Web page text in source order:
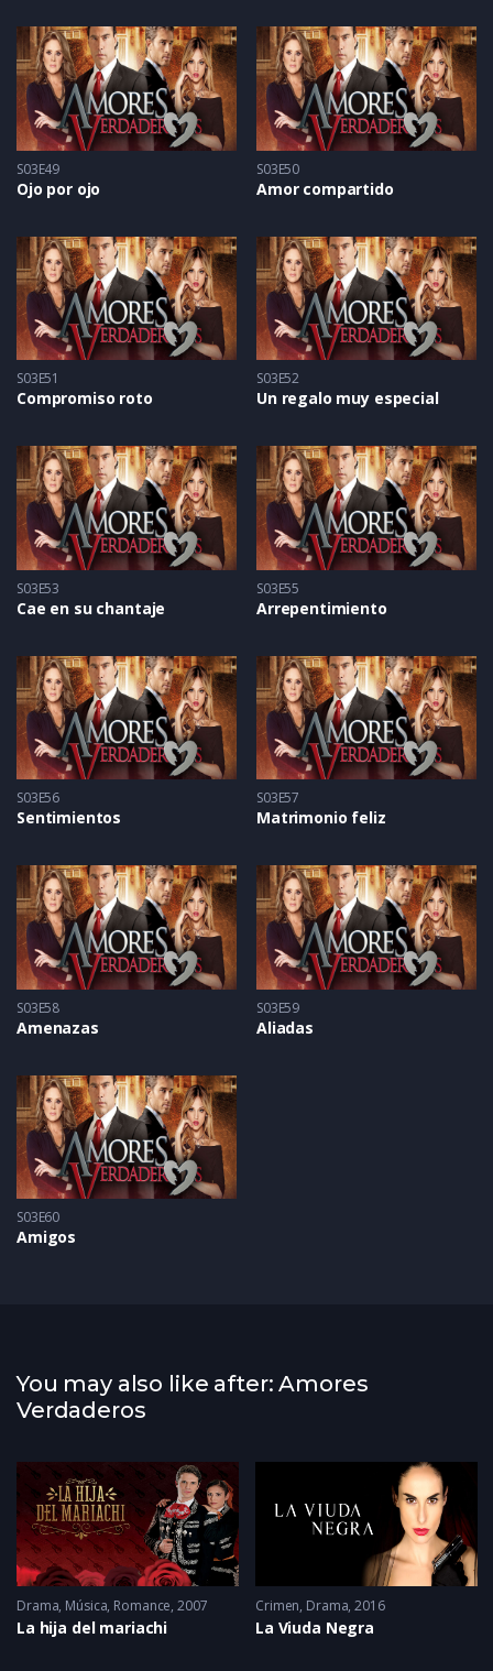
S03E49
Ojo por ojo
S03E50
Amor compartido
S03E51
Compromiso roto
S03E52
Un regalo muy especial
S03E53
Cae en su chantaje
S03E55
Arrepentimiento
S03E56
Sentimientos
S03E57
Matrimonio feliz
S03E58
Amenazas
S03E59
Aliadas
S03E60
Amigos
You may also like after: Amores
Verdaderos
2022
Drama, Música, Romance 2007
La hija del mariachi
Crimen, Drama 2016
La Viuda Negra